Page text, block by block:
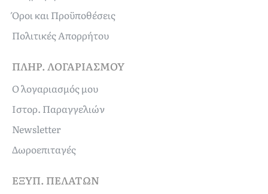
Όροι και Προϋποθέσεις
Πολιτικές Απορρήτου
ΠΛΗΡ. ΛΟΓΑΡΙΑΣΜΟΎ
Ο λογαριασμός μου
Ιστορ. Παραγγελιών
Newsletter
Δωροεπιταγές
ΕΞΥΠ. ΠΕΛΑΤΏΝ